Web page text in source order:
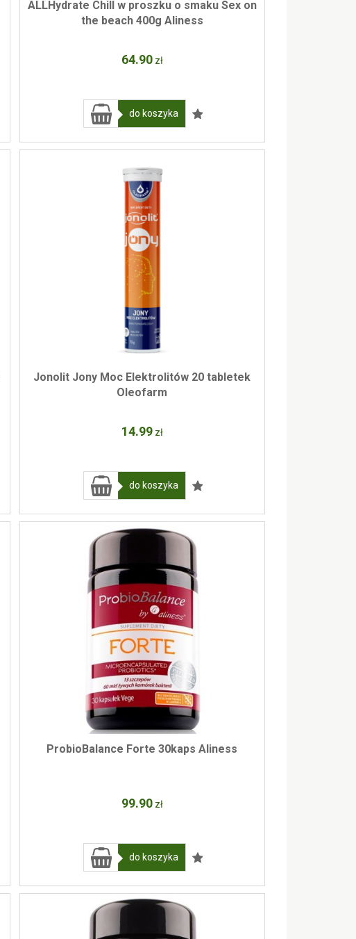
ALLHydrate Chill w proszku o smaku Sex on
the beach 400g Aliness
64.90 zł
do koszyka
Jonolit Jony Moc Elektrolitów 20 tabletek
Oleofarm
14.99 zł
do koszyka
ProbioBalance Forte 30kaps Aliness
99.90 zł
do koszyka